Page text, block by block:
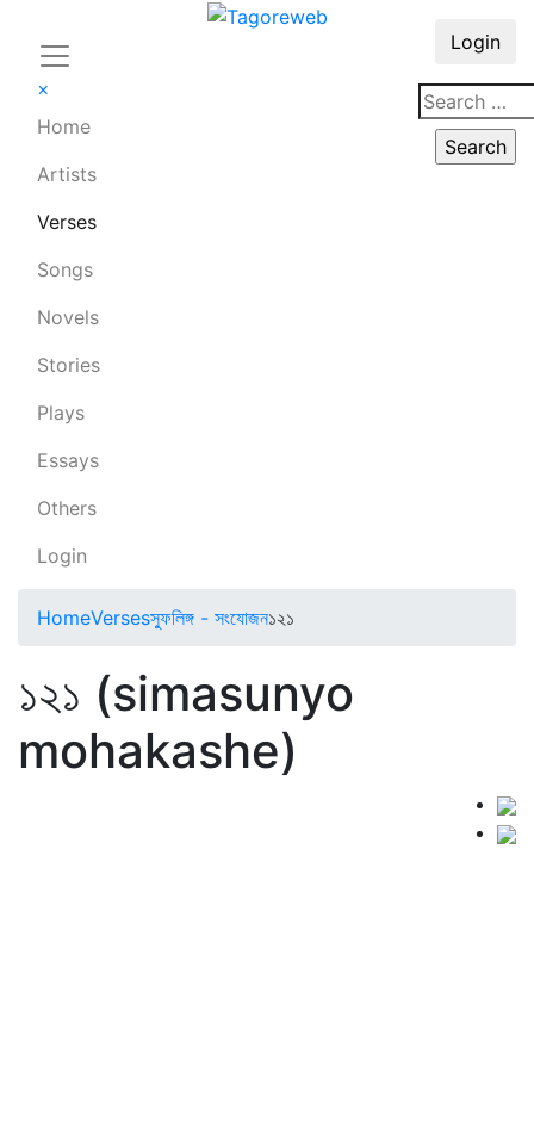
×
Home
Artists
Verses
Songs
Novels
Stories
Plays
Essays
Others
Login
Login
HomeVersesস্ফুলিঙ্গ - সংযোজন১২১
১২১ (simasunyo
mohakashe)